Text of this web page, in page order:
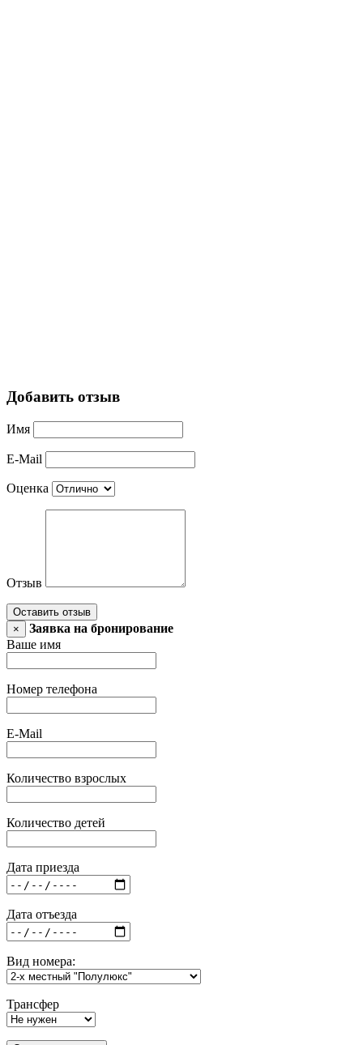
Добавить отзыв
Имя
E-Mail
Оценка
Отзыв
Оставить отзыв
×
Заявка на бронирование
Ваше имя
Номер телефона
E-Mail
Количество взрослых
Количество детей
Дата приезда
Дата отъезда
Вид номера:
Трансфер